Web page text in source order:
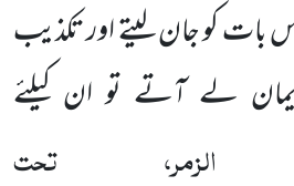
بات کو جان لیتے اور تکذیب
لے آتے تو ان کیلئے
الزمر، تحت